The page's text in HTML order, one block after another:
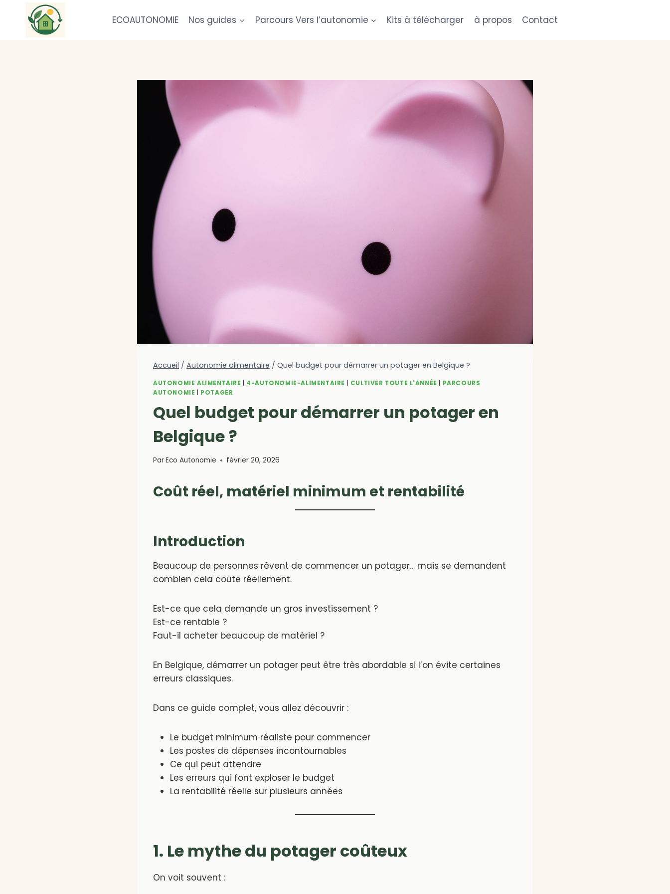
contenu
ECOAUTONOMIE Nos guides Parcours Vers l’autonomie Kits à télécharger à propos Contact
Accueil / Autonomie alimentaire / Quel budget pour démarrer un potager en Belgique ?
AUTONOMIE ALIMENTAIRE 4-AUTONOMIE-ALIMENTAIRE CULTIVER TOUTE L'ANNÉE
PARCOURS
AUTONOMIE
POTAGER
Quel budget pour démarrer un potager en
Belgique ?
ParEco Autonomie février 20, 2026
Coût réel, matériel minimum et rentabilité
Introduction
Beaucoup de personnes rêvent de commencer un potager… mais se demandent
combien cela coûte réellement.
Est-ce que cela demande un gros investissement ?
Est-ce rentable ?
Faut-il acheter beaucoup de matériel ?
En Belgique, démarrer un potager peut être très abordable si l’on évite certaines
erreurs classiques.
Dans ce guide complet, vous allez découvrir :
Le budget minimum réaliste pour commencer
Les postes de dépenses incontournables
Ce qui peut attendre
Les erreurs qui font exploser le budget
La rentabilité réelle sur plusieurs années
1. Le mythe du potager coûteux
On voit souvent :